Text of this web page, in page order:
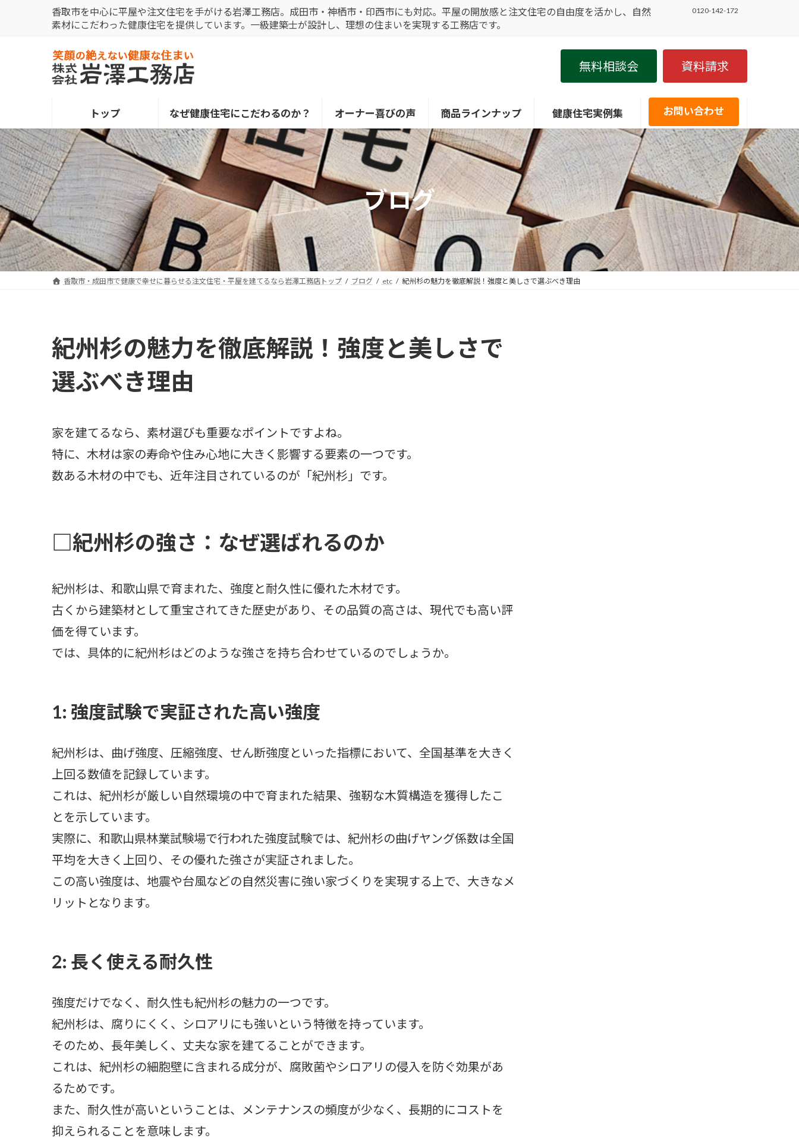
キ
ッ
プ
に
移
動
香取市を中心に平屋や注文住宅を手がける岩澤工務店。成田市・神栖市・印西市にも対応。平屋の開放感と注文住宅の自由度を活かし、自然
素材にこだわった健康住宅を提供しています。一級建築士が設計し、理想の住まいを実現する工務店です。
0120-142-172
無料相談会 資料請求
トップ なぜ健康住宅にこだわるのか？ オーナー喜びの声 商品ラインナップ 健康住宅実例集 お問い合わせ
ブログ
香取市・成田市で健康で幸せに暮らせる注文住宅・平屋を建てるなら岩澤工務店トップ ブログ etc 紀州杉の魅力を徹底解説！強度と美しさで選ぶべき理由
紀州杉の魅力を徹底解説！強度と美しさで
選ぶべき理由
家を建てるなら、素材選びも重要なポイントですよね。
特に、木材は家の寿命や住み心地に大きく影響する要素の一つです。
数ある木材の中でも、近年注目されているのが「紀州杉」です。
□紀州杉の強さ：なぜ選ばれるのか
紀州杉は、和歌山県で育まれた、強度と耐久性に優れた木材です。
古くから建築材として重宝されてきた歴史があり、その品質の高さは、現代でも高い評
価を得ています。
では、具体的に紀州杉はどのような強さを持ち合わせているのでしょうか。
1: 強度試験で実証された高い強度
紀州杉は、曲げ強度、圧縮強度、せん断強度といった指標において、全国基準を大きく
上回る数値を記録しています。
これは、紀州杉が厳しい自然環境の中で育まれた結果、強靭な木質構造を獲得したこ
とを示しています。
実際に、和歌山県林業試験場で行われた強度試験では、紀州杉の曲げヤング係数は全国
平均を大きく上回り、その優れた強さが実証されました。
この高い強度は、地震や台風などの自然災害に強い家づくりを実現する上で、大きなメ
リットとなります。
2: 長く使える耐久性
強度だけでなく、耐久性も紀州杉の魅力の一つです。
紀州杉は、腐りにくく、シロアリにも強いという特徴を持っています。
そのため、長年美しく、丈夫な家を建てることができます。
これは、紀州杉の細胞壁に含まれる成分が、腐敗菌やシロアリの侵入を防ぐ効果があ
るためです。
また、耐久性が高いということは、メンテナンスの頻度が少なく、長期的にコストを
抑えられることを意味します。